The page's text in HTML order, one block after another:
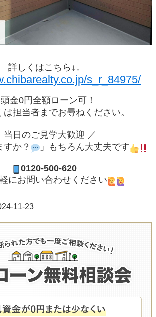
詳しくはこちら↓↓
s_r_84975/
金0円全額ローン可！
担当者までお尋ねください。
当日のご見学大歓迎 ／
すか？
」もちろん大丈夫です
0120-500-620
にお問い合わせください
11-23